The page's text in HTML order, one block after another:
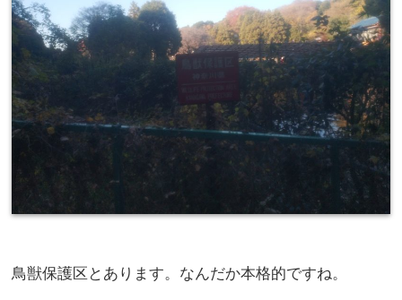
鳥獣保護区とあります。なんだか本格的ですね。